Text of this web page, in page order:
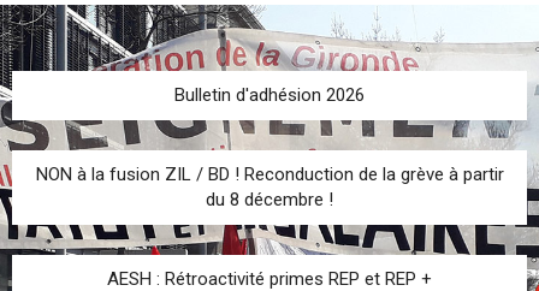
Bulletin d'adhésion 2026
NON à la fusion ZIL / BD ! Reconduction de la grève à partir
du 8 décembre !
AESH : Rétroactivité primes REP et REP +